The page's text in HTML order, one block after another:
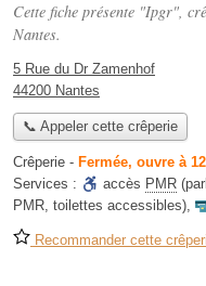
Cette fiche présente "Ipgr",
Nantes.
5 Rue du Dr Zamenhof
44200 Nantes
📞 Appeler cette crêperie
Crêperie - Fermée, ouvre à
Services :
accès PMR
PMR, toilettes accessibles),
Recommander cette